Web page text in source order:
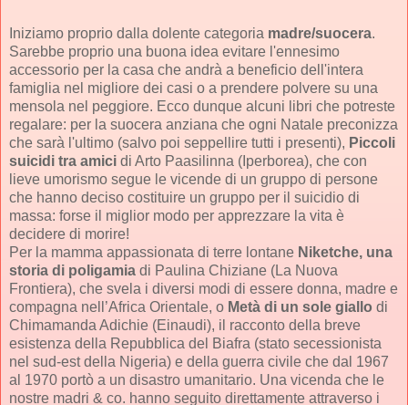
Iniziamo proprio dalla dolente categoria madre/suocera.
Sarebbe proprio una buona idea evitare l'ennesimo
accessorio per la casa che andrà a beneficio dell'intera
famiglia nel migliore dei casi o a prendere polvere su una
mensola nel peggiore. Ecco dunque alcuni libri che potreste
regalare: per la suocera anziana che ogni Natale preconizza
che sarà l'ultimo (salvo poi seppellire tutti i presenti), Piccoli
suicidi tra amici di Arto Paasilinna (Iperborea), che con
lieve umorismo segue le vicende di un gruppo di persone
che hanno deciso costituire un gruppo per il suicidio di
massa: forse il miglior modo per apprezzare la vita è
decidere di morire!
Per la mamma appassionata di terre lontane Niketche, una
storia di poligamia di Paulina Chiziane (La Nuova
Frontiera), che svela i diversi modi di essere donna, madre e
compagna nell’Africa Orientale, o Metà di un sole giallo di
Chimamanda Adichie (Einaudi), il racconto della breve
esistenza della Repubblica del Biafra (stato secessionista
nel sud-est della Nigeria) e della guerra civile che dal 1967
al 1970 portò a un disastro umanitario. Una vicenda che le
nostre madri & co. hanno seguito direttamente attraverso i